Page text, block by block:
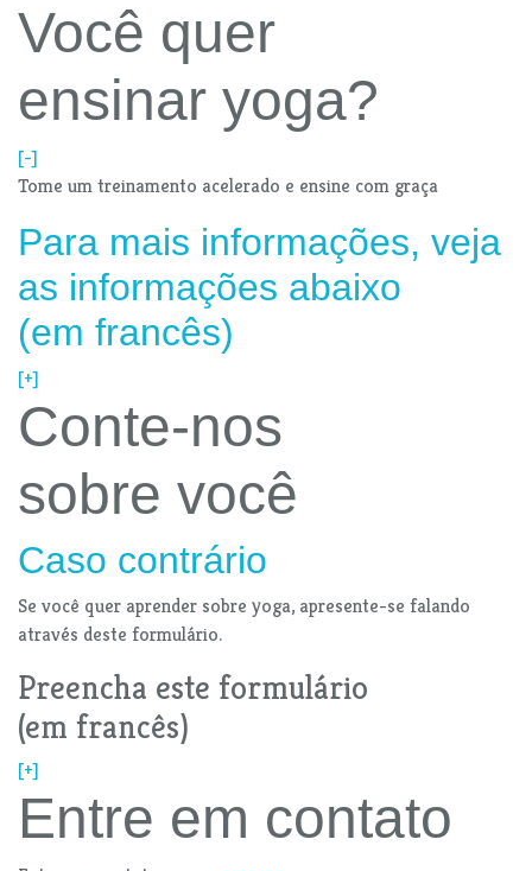
Você quer
ensinar yoga?
[-]
Tome um treinamento acelerado e ensine com graça
Para mais informações, veja
as informações abaixo
(em francês)
[+]
Conte-nos
sobre você
Caso contrário
Se você quer aprender sobre yoga, apresente-se falando
através deste formulário.
Preencha este formulário
(em francês)
[+]
Entre em contato